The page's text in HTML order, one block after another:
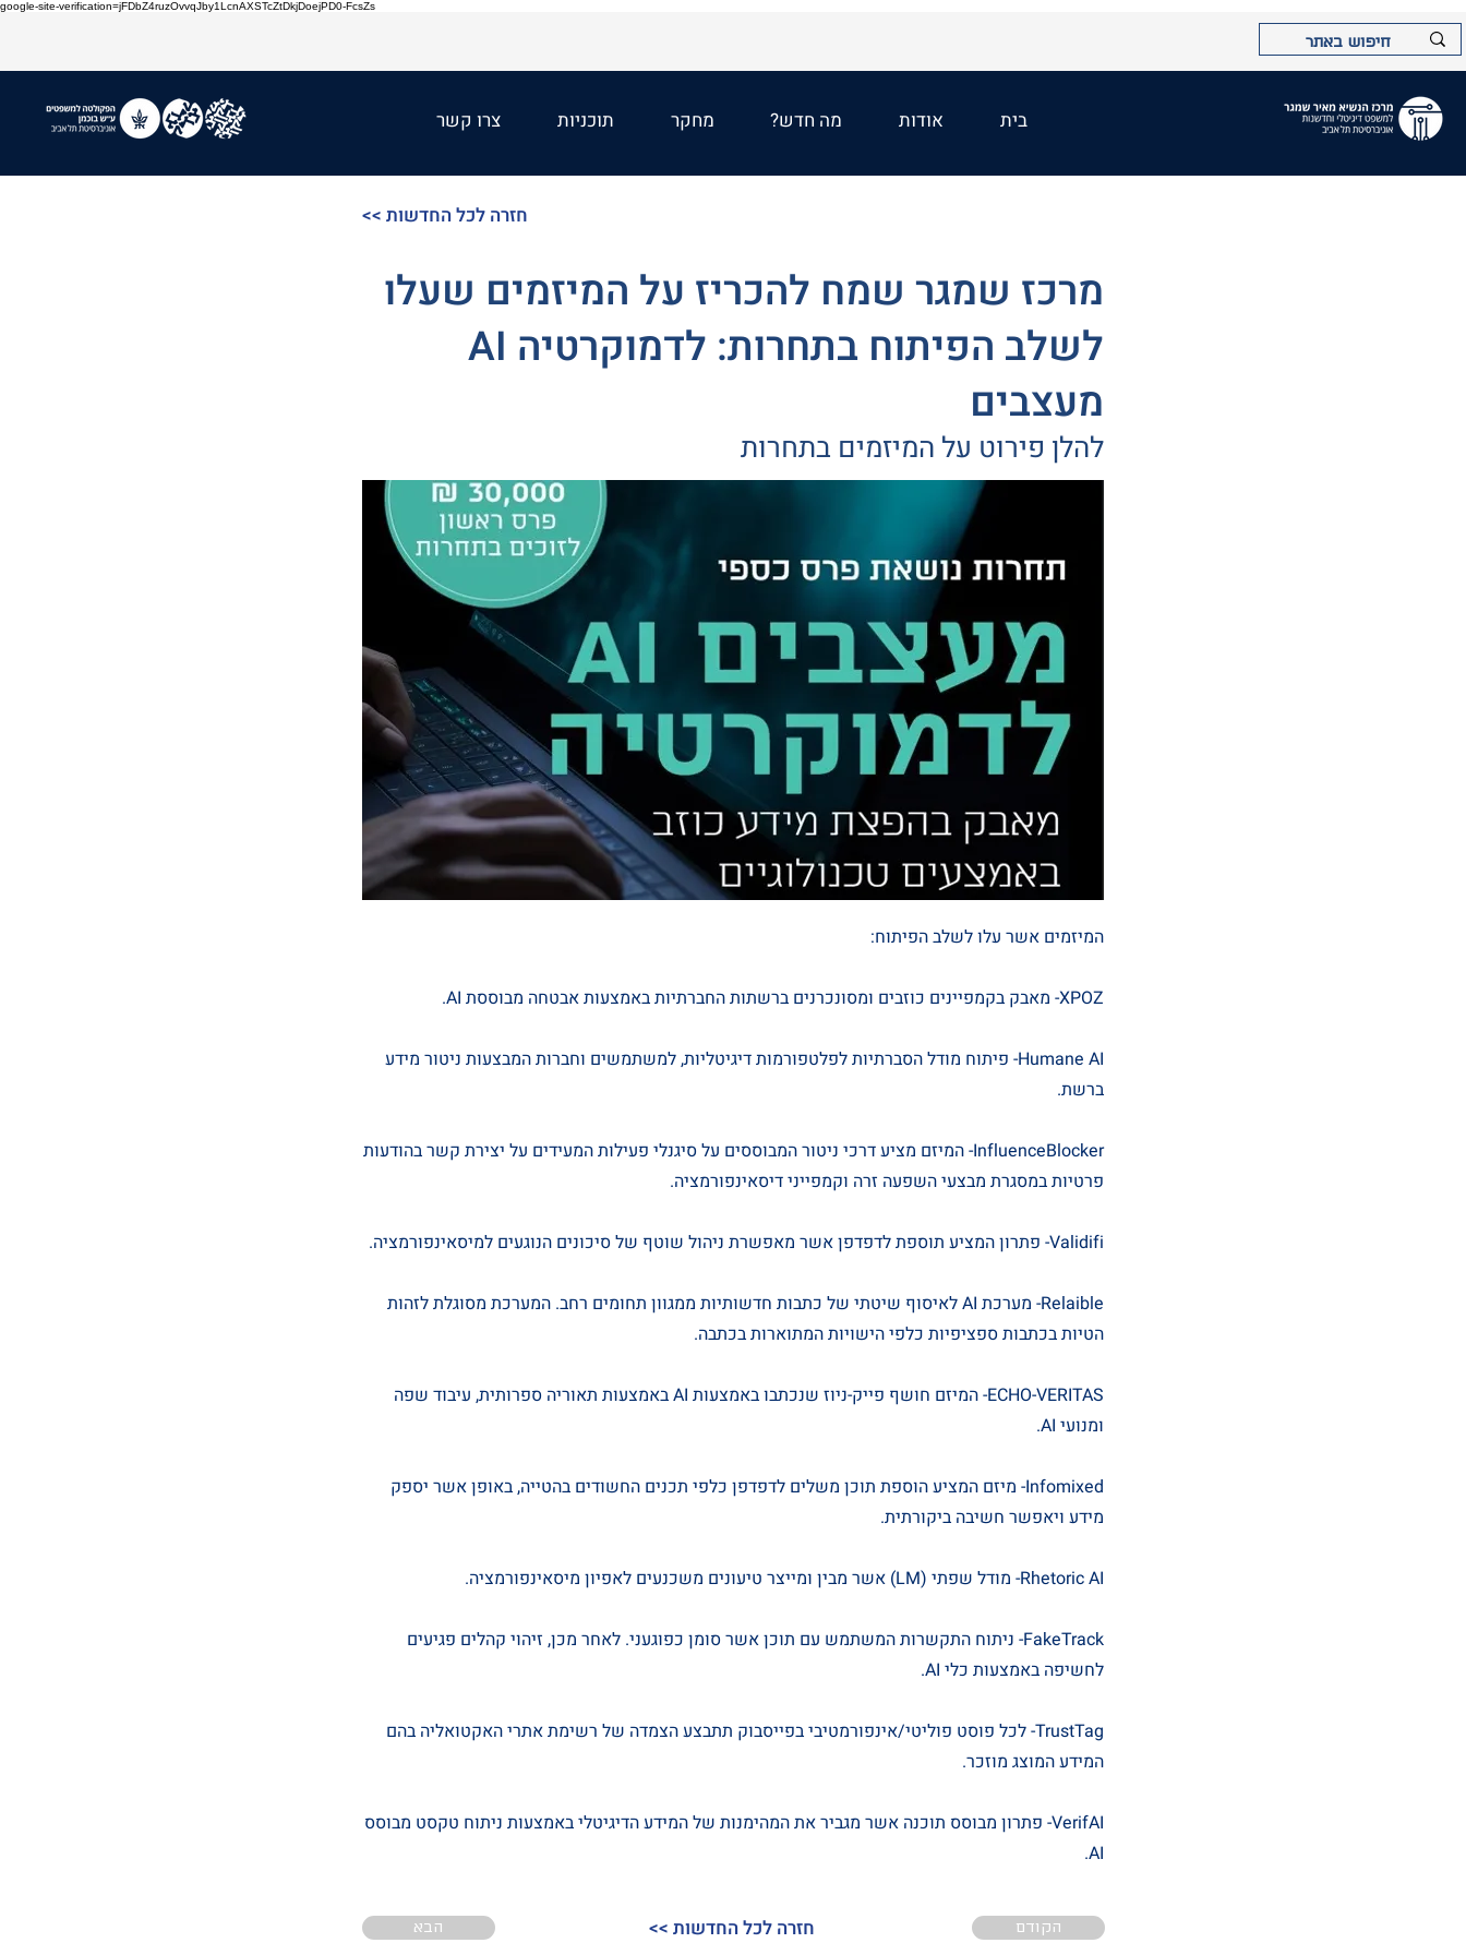
google-site-verification=jFDbZ4ruzOvvqJby1LcnAXSTcZtDkjDoejPD0-FcsZs
בית אודות מה חדש? מחקר תוכניות צרו קשר
<< חזרה לכל החדשות
מרכז שמגר שמח להכריז על המיזמים שעלו
לשלב הפיתוח בתחרות: לדמוקרטיה AI
מעצבים
להלן פירוט על המיזמים בתחרות
המיזמים אשר עלו לשלב הפיתוח:
XPOZ- מאבק בקמפיינים כוזבים ומסונכרנים ברשתות החברתיות באמצעות אבטחה מבוססת AI.
Humane AI- פיתוח מודל הסברתיות לפלטפורמות דיגיטליות, למשתמשים וחברות המבצעות ניטור מידע
ברשת.
InfluenceBlocker- המיזם מציע דרכי ניטור המבוססים על סיגנלי פעילות המעידים על יצירת קשר בהודעות
פרטיות במסגרת מבצעי השפעה זרה וקמפייני דיסאינפורמציה.
Validifi- פתרון המציע תוספת לדפדפן אשר מאפשרת ניהול שוטף של סיכונים הנוגעים למיסאינפורמציה.
Relaible- מערכת AI לאיסוף שיטתי של כתבות חדשותיות ממגוון תחומים רחב. המערכת מסוגלת לזהות
הטיות בכתבות ספציפיות כלפי הישויות המתוארות בכתבה.
ECHO-VERITAS- המיזם חושף פייק-ניוז שנכתבו באמצעות AI באמצעות תאוריה ספרותית, עיבוד שפה
ומנועי AI.
Infomixed- מיזם המציע הוספת תוכן משלים לדפדפן כלפי תכנים החשודים בהטייה, באופן אשר יספק
מידע ויאפשר חשיבה ביקורתית.
Rhetoric AI- מודל שפתי (LM) אשר מבין ומייצר טיעונים משכנעים לאפיון מיסאינפורמציה.
FakeTrack- ניתוח התקשרות המשתמש עם תוכן אשר סומן כפוגעני. לאחר מכן, זיהוי קהלים פגיעים
לחשיפה באמצעות כלי AI.
TrustTag- לכל פוסט פוליטי/אינפורמטיבי בפייסבוק תתבצע הצמדה של רשימת אתרי האקטואליה בהם
המידע המוצג מוזכר.
VerifAI- פתרון מבוסס תוכנה אשר מגביר את המהימנות של המידע הדיגיטלי באמצעות ניתוח טקסט מבוסס
AI.
הבא << חזרה לכל החדשות הקודם